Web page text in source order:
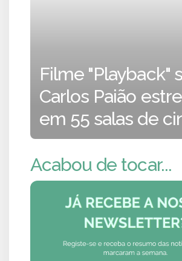
Filme "Playback"
Carlos Paião
em 55 salas de
Acabou de tocar...